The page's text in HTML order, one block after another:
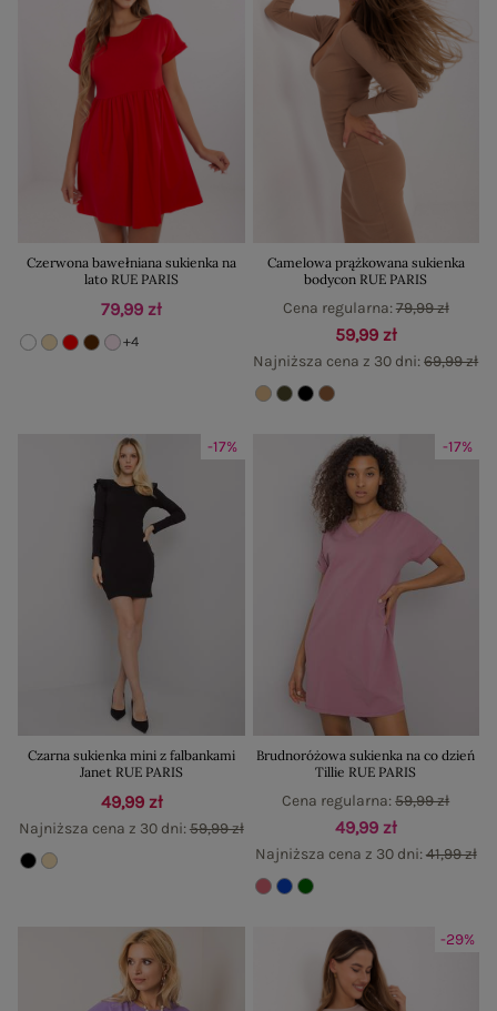
Czerwona bawełniana sukienka na
lato RUE PARIS
79,99 zł
+4
Camelowa prążkowana sukienka
bodycon RUE PARIS
59,99 zł
Najniższa cena z 30 dni:69,99 zł
Cena regularna:79,99 zł
-17%
Czarna sukienka mini z falbankami
Janet RUE PARIS
49,99 zł
Najniższa cena z 30 dni:59,99 zł
-17%
Brudnoróżowa sukienka na co dzień
Tillie RUE PARIS
49,99 zł
Najniższa cena z 30 dni:41,99 zł
Cena regularna:59,99 zł
-29%